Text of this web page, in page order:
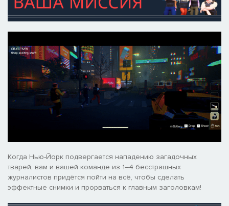
Когда Нью-Йорк подвергается нападению загадочных
тварей, вам и вашей команде из 1–4 бесстрашных
журналистов придётся пойти на всё, чтобы сделать
эффектные снимки и прорваться к главным заголовкам!